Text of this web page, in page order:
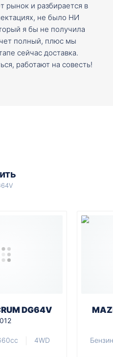
рынок и разбирается в
не было НИ
я бы не получила
полный, плюс мы
сейчас доставка.
работают на совесть!
DG64V
4WD Бензин